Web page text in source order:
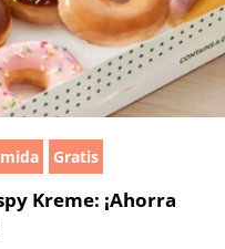
Gratis
Kreme: ¡Ahorra